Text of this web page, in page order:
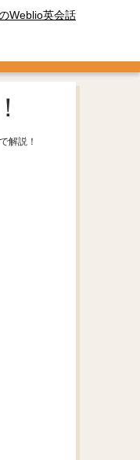
Weblio英会話
解説！